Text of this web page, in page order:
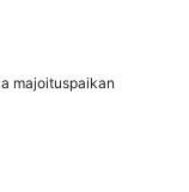
majoituspaikan